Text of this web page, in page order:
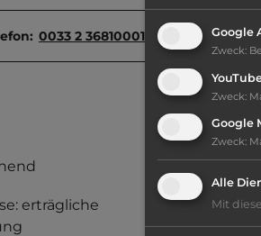
0033 2 36810001
erträgliche
Google
Zweck:
Zweck:
Google
Zweck:
Alle
Mit